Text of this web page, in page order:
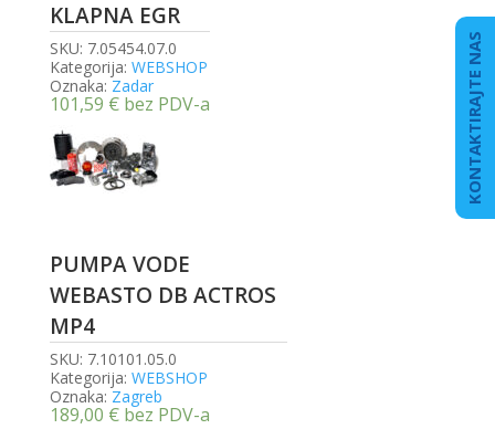
KLAPNA EGR
SKU: 7.05454.07.0
Kategorija: WEBSHOP
Oznaka: Zadar
101,59 € bez PDV-a
PUMPA VODE
WEBASTO DB ACTROS
MP4
SKU: 7.10101.05.0
Kategorija: WEBSHOP
Oznaka: Zagreb
189,00 € bez PDV-a
KONTAKTIRAJTE NAS